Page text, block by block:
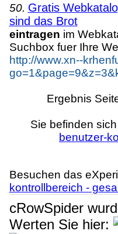
50. Gratis
sind das Brot
eintragen im
Suchbox fuer Ihre
http://www.xn--
Ergebnis
Sie befinden
benutzer-
Besuchen das
kontrollbereich -
cRowSpider
Werten Sie hier: